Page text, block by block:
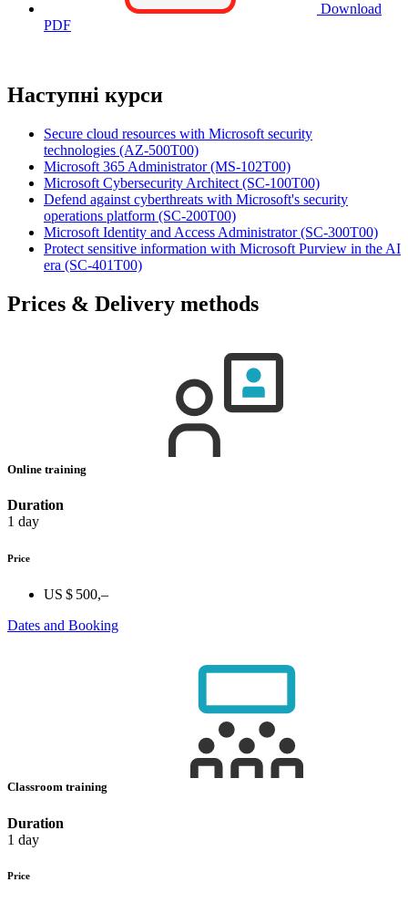
Download
PDF
Наступні курси
Secure cloud resources with Microsoft security
technologies (AZ-500T00)
Microsoft 365 Administrator(MS-102T00)
Microsoft Cybersecurity Architect (SC-100T00)
Defend against cyberthreats with Microsoft's security
operations platform (SC-200T00)
Microsoft Identity and Access Administrator(SC-300T00)
Protect sensitive information with Microsoft Purview in the AI
era (SC-401T00)
Prices & Delivery methods
Online training
Duration
1 day
Price
US $ 500,–
Dates and Booking
Classroom training
Duration
1 day
Price